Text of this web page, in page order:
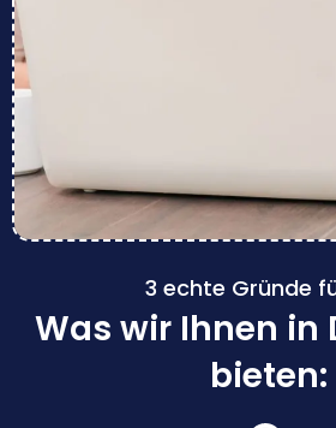
3 echte Gründe
Was wir Ihnen in
bieten: